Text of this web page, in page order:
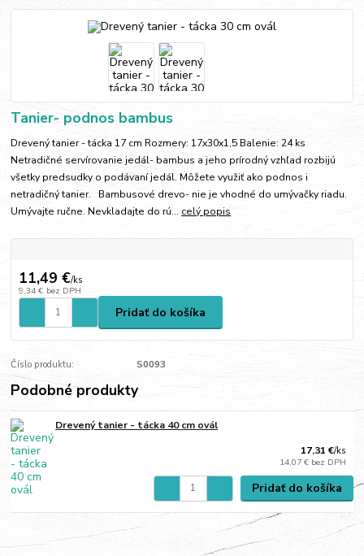
Tanier- podnos bambus
Drevený tanier - tácka 17 cm Rozmery: 17x30x1,5 Balenie: 24 ks
Netradičné servírovanie jedál- bambus a jeho prírodný vzhľad rozbijú
všetky predsudky o podávaní jedál. Môžete využiť ako podnos i
netradičný tanier. Bambusové drevo- nie je vhodné do umývačky riadu.
Umývajte ručne. Nevkladajte do rú... celý popis
11,49 €/ks
9,34 € bez DPH
Pridať do košíka
Číslo produktu: S0093
Podobné produkty
Drevený tanier - tácka 40 cm ovál
17,31 €/ks
14,07 € bez DPH
Pridať do košíka